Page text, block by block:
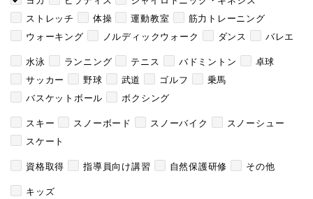
ストレッチ
体操 運動教室
筋力トレーニング
ウォーキング
ノルディックウォーク ダンス
バレエ
水泳
ランニング テニス バドミントン
卓球
サッカー
野球 武道 ゴルフ
乗馬
バスケットボール
ボクシング
スキー
スノーボード スノーバイク
スノーシュー
スケート
資格取得
指導員向け講習 自然保護研修
その他
キッズ